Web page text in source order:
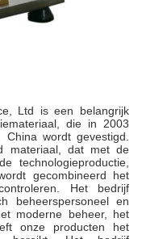
Ltd is een belangrijk
die in 2003
wordt gevestigd.
materiaal, dat met de
technologieproductie,
gecombineerd het
Het bedrijf
beheerspersoneel en
moderne beheer, het
onze producten het